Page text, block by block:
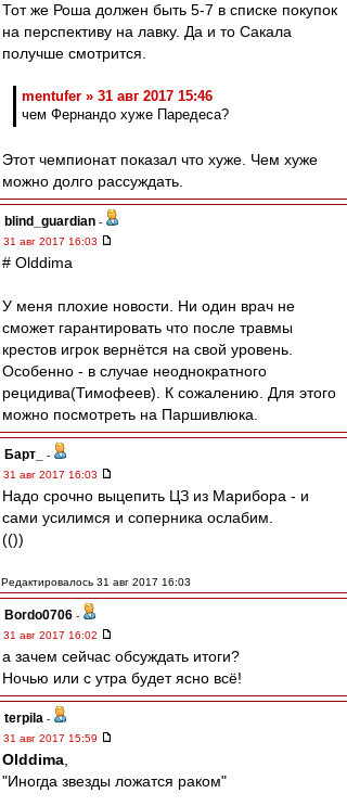
Тот же Роша должен быть 5-7 в списке покупок
на перспективу на лавку. Да и то Сакала
получше смотрится.
mentufer » 31 авг 2017 15:46
чем Фернандо хуже Паредеса?
Этот чемпионат показал что хуже. Чем хуже
можно долго рассуждать.
blind_guardian -
31 авг 2017 16:03
# Olddima
У меня плохие новости. Ни один врач не
сможет гарантировать что после травмы
крестов игрок вернётся на свой уровень.
Особенно - в случае неоднократного
рецидива(Тимофеев). К сожалению. Для этого
можно посмотреть на Паршивлюка.
Барт_
-
31 авг 2017 16:03
Надо срочно выцепить ЦЗ из Марибора - и
сами усилимся и соперника ослабим.
(())
Редактировалось 31 авг 2017 16:03
Bordo0706 -
31 авг 2017 16:02
а зачем сейчас обсуждать итоги?
Ночью или с утра будет ясно всё!
terpila -
31 авг 2017 15:59
Olddima
"Иногда звезды ложатся раком"